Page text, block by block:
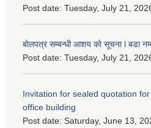
Post date: Tuesday, July 21,
बोलपत्र सम्बन्धी आशय को सूचना l बडा
Post date: Tuesday, July 21,
Invitation for sealed quotation
office building
Post date: Saturday, June 13,